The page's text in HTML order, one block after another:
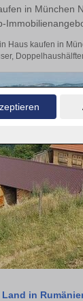
in München
Haus kaufen in
Land in